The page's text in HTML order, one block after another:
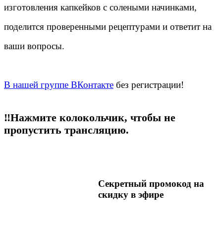
изготовления капкейков с солеными начинками,
поделится проверенными рецептурами и ответит на
ваши вопросы.
В нашей группе ВКонтакте без регистрации!
‼️Нажмите колокольчик, чтобы не
пропустить трансляцию.
Секретный промокод на
скидку в эфире